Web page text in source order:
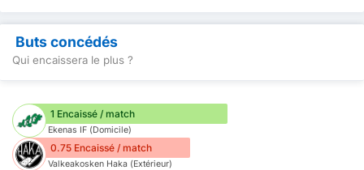
Buts concédés
Qui encaissera le plus ?
1 Encaissé / match
Ekenas IF (Domicile)
0.75 Encaissé / match
Valkeakosken Haka (Extérieur)